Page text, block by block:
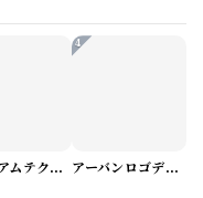
プレミアムテクスチャーニット（4color） M0971
4
アーバンロゴデザインTシャツ（3color） M0984